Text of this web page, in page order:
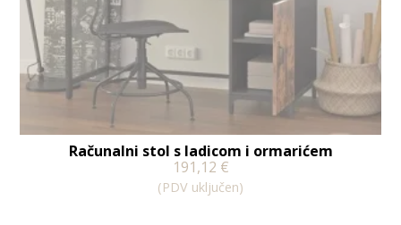
Računalni stol s ladicom i ormarićem
191,12 €
(PDV uključen)